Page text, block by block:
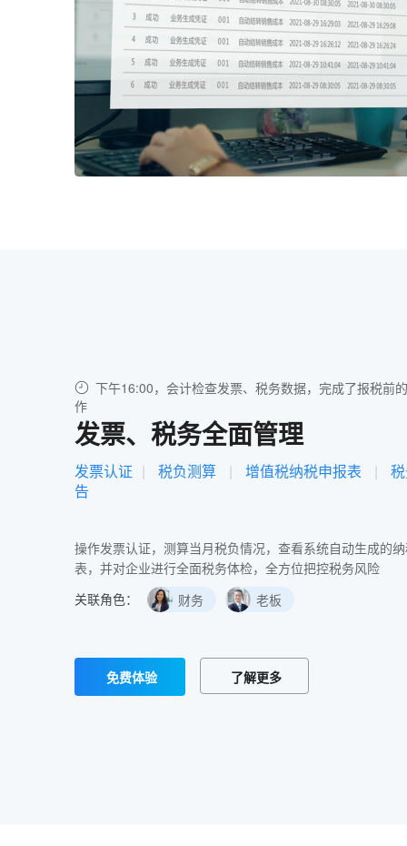
下午16:00，会计检查发票、税务数据，完成了报税前
作
发票、税务全面管理
发票认证 | 税负测算 | 增值税纳税申报表 |
告
操作发票认证，测算当月税负情况，查看系统自动生成的
表，并对企业进行全面税务体检，全方位把控税务风险
关联角色：
财务 老板
免费体验 了解更多